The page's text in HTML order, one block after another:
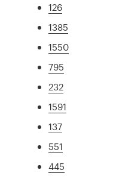
126
1385
1550
795
232
1591
137
551
445